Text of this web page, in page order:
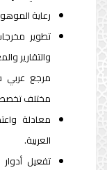
رعاية
تطوير
والتقارير
مرجع عربي
مختلف
معادلة
العربية.
تفعيل